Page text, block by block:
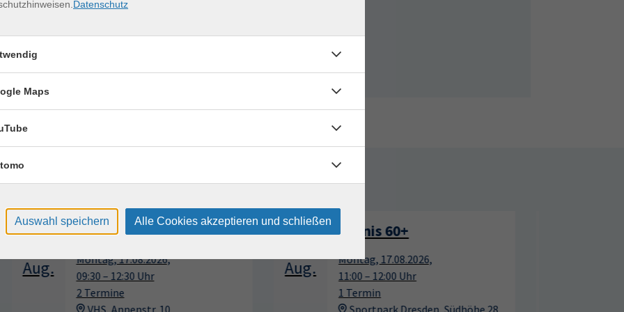
18:00 — 20:30 Uhr
B2
16.09.2026—04.11.2026
für unvergessliche Sommertage
17
Aug.
Tennis 60+
Montag, 17.08.2026,
11:00 – 12:00 Uhr
1 Termin
Sportpark Dresden, Südhöhe 28
17
Aug.
Tennis für Anfänger
Montag, 17.08.2026,
12:00 – 13:00 Uhr
10 Termine
Sportpark Dresden, Südhöhe 28
Datenschutz
Maps
Auswahl speichern Alle Cookies akzeptieren und schließen